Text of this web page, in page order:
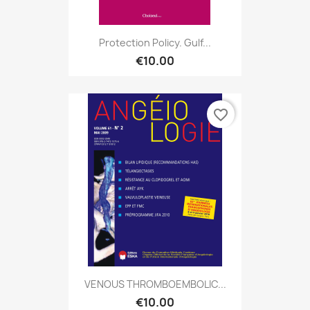
Protection Policy. Gulf...
€10.00
VENOUS THROMBOEMBOLIC...
€10.00
favorite_border